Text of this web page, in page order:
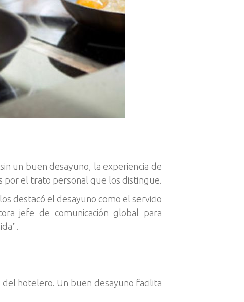
un buen desayuno, la experiencia de
por el trato personal que los distingue.
destacó el desayuno como el servicio
jefe de comunicación global para
del hotelero. Un buen desayuno facilita